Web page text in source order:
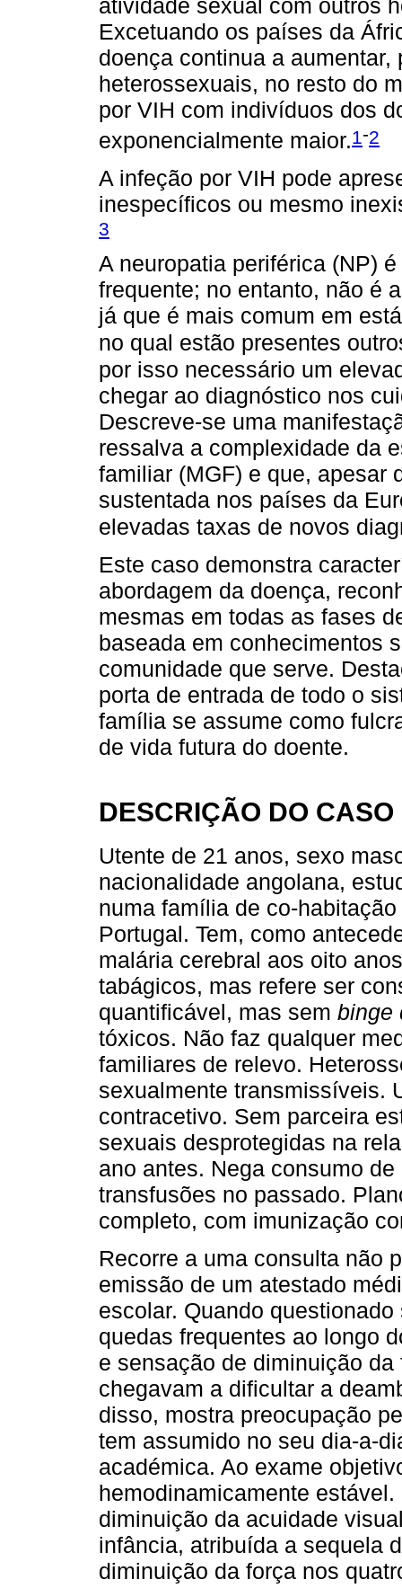
atividade sexual com outros
Excetuando os países da
doença continua a
heterossexuais, no resto do
por VIH com indivíduos dos
exponencialmente maior.1-2
A infeção por VIH pode
inespecíficos ou mesmo
3
A neuropatia periférica (NP)
frequente; no entanto, não é
já que é mais comum em
no qual estão presentes
por isso necessário um
chegar ao diagnóstico nos
Descreve-se uma
ressalva a complexidade da
familiar (MGF) e que, apesar
sustentada nos países da
elevadas taxas de novos
Este caso demonstra
abordagem da doença,
mesmas em todas as fases
baseada em conhecimentos
comunidade que serve.
porta de entrada de todo o
família se assume como
de vida futura do doente.
DESCRIÇÃO DO CASO
Utente de 21 anos, sexo
nacionalidade angolana,
numa família de co-
Portugal. Tem, como
malária cerebral aos oito
tabágicos, mas refere ser
quantificável, mas sem binge
tóxicos. Não faz qualquer
familiares de relevo.
sexualmente transmissíveis.
contracetivo. Sem parceira
sexuais desprotegidas na
ano antes. Nega consumo
transfusões no passado.
completo, com imunização
Recorre a uma consulta não
emissão de um atestado
escolar. Quando
quedas frequentes ao longo
e sensação de diminuição
chegavam a dificultar a
disso, mostra preocupação
tem assumido no seu dia-a-
académica. Ao exame
hemodinamicamente
diminuição da acuidade
infância, atribuída a sequela
diminuição da força nos